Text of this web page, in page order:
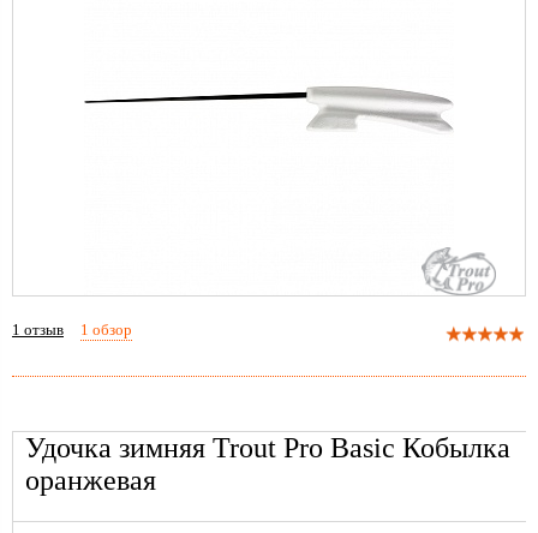
Удочка зимняя Trout Pro Basic Кобылка
оранжевая
1 отзыв 1 обзор